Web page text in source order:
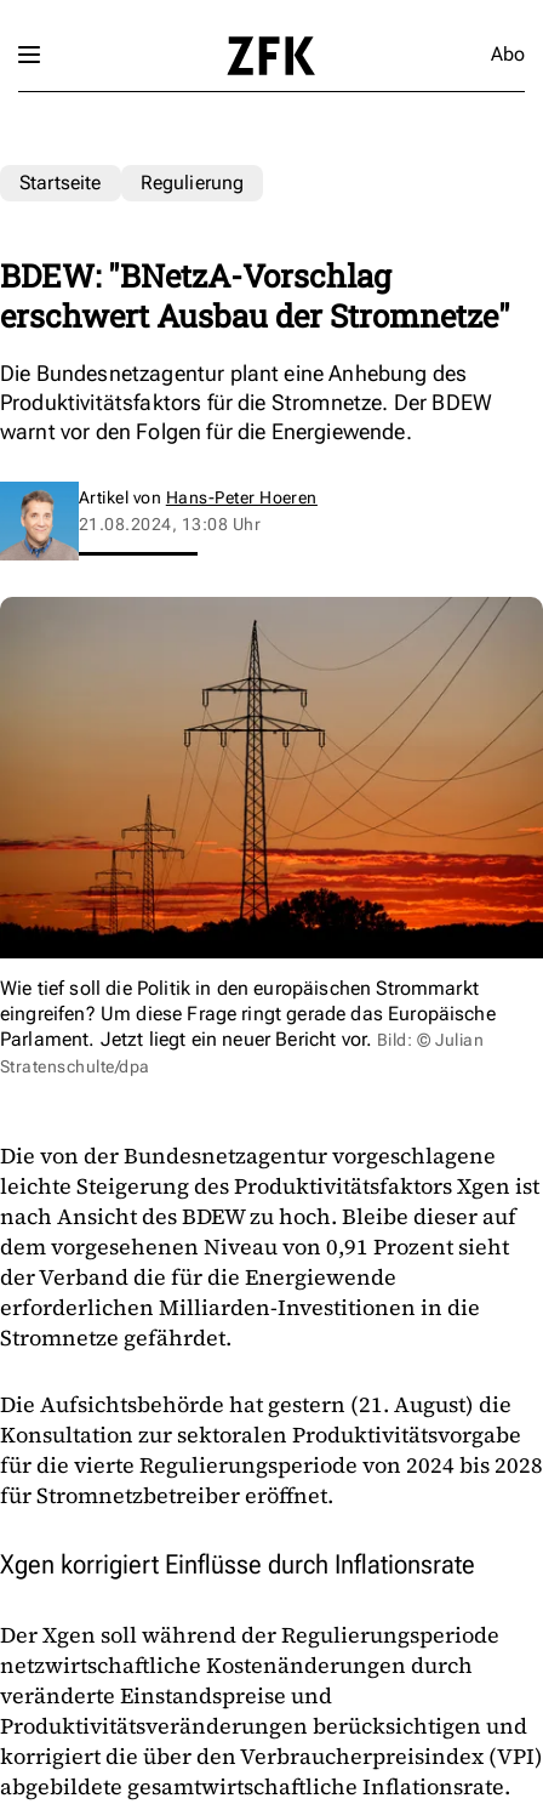
Abo
Startseite Regulierung
BDEW: "BNetzA-Vorschlag
erschwert Ausbau der Stromnetze"
Die Bundesnetzagentur plant eine Anhebung des
Produktivitätsfaktors für die Stromnetze. Der BDEW
warnt vor den Folgen für die Energiewende.
Artikel von Hans-Peter Hoeren
21.08.2024, 13:08 Uhr
Wie tief soll die Politik in den europäischen Strommarkt
eingreifen? Um diese Frage ringt gerade das Europäische
Parlament. Jetzt liegt ein neuer Bericht vor. Bild: © Julian
Stratenschulte/dpa
Die von der Bundesnetzagentur vorgeschlagene
leichte Steigerung des Produktivitätsfaktors Xgen ist
nach Ansicht des BDEW zu hoch. Bleibe dieser auf
dem vorgesehenen Niveau von 0,91 Prozent sieht
der Verband die für die Energiewende
erforderlichen Milliarden-Investitionen in die
Stromnetze gefährdet.
Die Aufsichtsbehörde hat gestern (21. August) die
Konsultation zur sektoralen Produktivitätsvorgabe
für die vierte Regulierungsperiode von 2024 bis 2028
für Stromnetzbetreiber eröffnet.
Xgen korrigiert Einflüsse durch Inflationsrate
Der Xgen soll während der Regulierungsperiode
netzwirtschaftliche Kostenänderungen durch
veränderte Einstandspreise und
Produktivitätsveränderungen berücksichtigen und
korrigiert die über den Verbraucherpreisindex (VPI)
abgebildete gesamtwirtschaftliche Inflationsrate.